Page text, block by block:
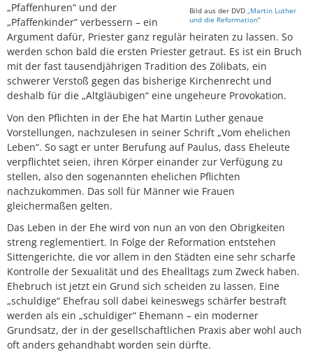
Bild aus der DVD„Martin Luther
und die Reformation“
„Pfaffenhuren“ und der
„Pfaffenkinder“ verbessern – ein
Argument dafür, Priester ganz regulär heiraten zu lassen. So
werden schon bald die ersten Priester getraut. Es ist ein Bruch
mit der fast tausendjährigen Tradition des Zölibats, ein
schwerer Verstoß gegen das bisherige Kirchenrecht und
deshalb für die „Altgläubigen“ eine ungeheure Provokation.
Von den Pflichten in der Ehe hat Martin Luther genaue
Vorstellungen, nachzulesen in seiner Schrift „Vom ehelichen
Leben“. So sagt er unter Berufung auf Paulus, dass Eheleute
verpflichtet seien, ihren Körper einander zur Verfügung zu
stellen, also den sogenannten ehelichen Pflichten
nachzukommen. Das soll für Männer wie Frauen
gleichermaßen gelten.
Das Leben in der Ehe wird von nun an von den Obrigkeiten
streng reglementiert. In Folge der Reformation entstehen
Sittengerichte, die vor allem in den Städten eine sehr scharfe
Kontrolle der Sexualität und des Ehealltags zum Zweck haben.
Ehebruch ist jetzt ein Grund sich scheiden zu lassen. Eine
„schuldige“ Ehefrau soll dabei keineswegs schärfer bestraft
werden als ein „schuldiger“ Ehemann – ein moderner
Grundsatz, der in der gesellschaftlichen Praxis aber wohl auch
oft anders gehandhabt worden sein dürfte.